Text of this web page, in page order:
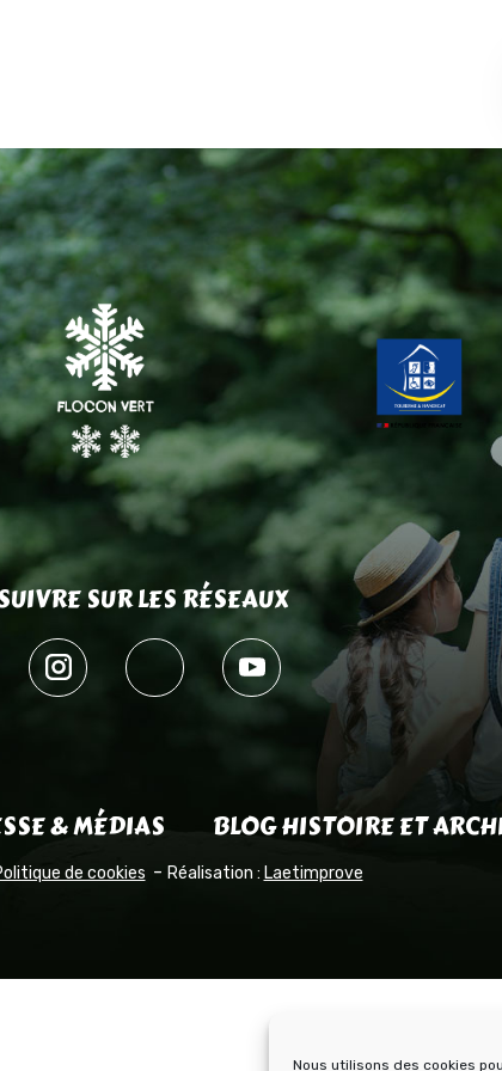
Nous utilisons des cookies
SUR LES RÉSEAUX
& MÉDIAS BLOG HISTOIRE ET
de cookies Réalisation : Laetimprove